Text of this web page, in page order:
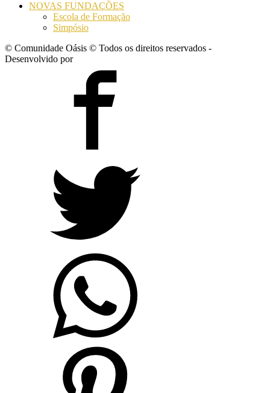
NOVAS FUNDAÇÕES
Escola de Formação
Simpósio
© Comunidade Oásis © Todos os direitos reservados -
Desenvolvido por